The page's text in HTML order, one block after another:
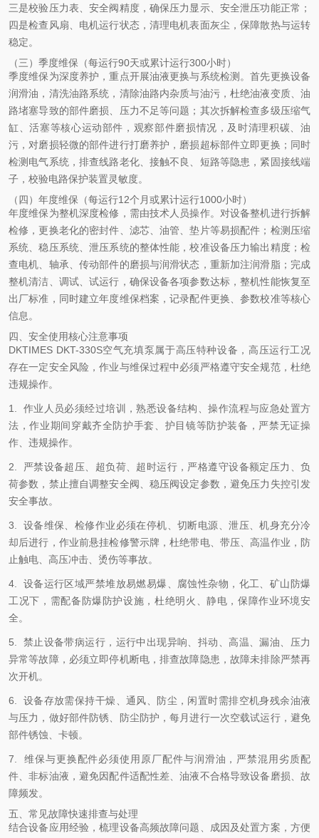
三是校验压力表、安全阀精度，确保压力显示、安全泄压功能正常；
四是检查风扇、电机运行状态，清理电机表面灰尘，保障散热与运转
稳定。
（三）季度维保（每运行90天或累计运行300小时）
季度维保为深度养护，重点开展油液更换与系统检测。首先更换设备
润滑油，清洗油路系统，清除油路内杂质与油污，杜绝油液变质、油
路堵塞导致的部件磨损、压力不足等问题；其次拆解检查多级压缩气
缸、活塞等核心运动部件，观察部件磨损情况，及时清理积碳、油
污，对磨损轻微的部件进行打磨养护，磨损超标部件立即更换；同时
检测电气系统，排查线路老化、接触不良、短路等隐患，紧固接线端
子，校验电路保护装置灵敏度。
（四）年度维保（每运行12个月或累计运行1000小时）
年度维保为整机深度检修，需由技术人员操作。对设备整机进行拆解
检修，更换老化的密封件、滤芯、油管、垫片等易损配件；检测压缩
系统、稳压系统、泄压系统的整体性能，校准设备压力输出精度；检
查电机、轴承、传动部件的磨损与润滑状态，重新加注润滑脂；完成
整机清洁、调试、试运行，确保设备各项参数达标，整机性能恢复至
出厂标准，同时建立年度维保档案，记录配件更换、参数校准等核心
信息。
四、安全使用核心注意事项
DKTIMES DKT-330S空气充填泵属于高压特种设备，高压运行工况
存在一定安全风险，作业与维保过程中必须严格遵守安全规范，杜绝
违规操作。
1. 作业人员必须经过培训，熟悉设备结构、操作流程与应急处置方
法，作业期间穿戴齐全防护手套、护目镜等防护装备，严禁无证操
作、违规操作。
2. 严禁设备超压、超负荷、超时运行，严格遵守设备额定压力、负
荷参数，禁止擅自调整安全阀、稳压阀设定参数，避免压力失控引发
安全事故。
3. 设备维保、检修作业必须在停机、切断电源、泄压、机身充分冷
却后进行，作业前悬挂检修警示牌，杜绝带电、带压、高温作业，防
止触电、高压冲击、烫伤等事故。
4. 设备运行区域严禁堆放易燃易爆、腐蚀性杂物，化工、矿山防爆
工况下，需配备防爆防护设施，杜绝明火、静电，保障作业环境安
全。
5. 禁止设备带病运行，运行中出现异响、抖动、高温、漏油、压力
异常等故障，必须立即停机断电，排查故障隐患，故障未排除严禁再
次开机。
6. 设备存放需保持干燥、通风、防尘，闲置时需排空机身残余油液
与压力，做好部件防锈、防尘防护，每月进行一次空载试运行，避免
部件锈蚀、卡顿。
7. 维保与更换配件必须使用原厂配件与润滑油，严禁混用劣质配
件、非标油液，避免因配件适配性差、油液不合格导致设备磨损、故
障频发。
五、常见故障快速排查与处理
结合设备应用经验，梳理设备高频故障问题、成因及处置方案，方便